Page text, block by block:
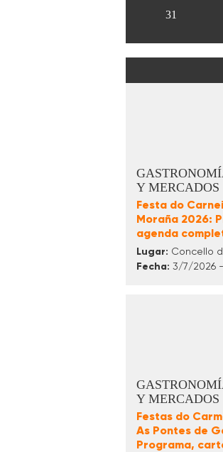
31
Y MERCADOS
Festa do
Moraña 2026:
agenda
Lugar: Concello
Fecha: 3/7/2026
Y MERCADOS
Festas do
As Pontes de
Programa,